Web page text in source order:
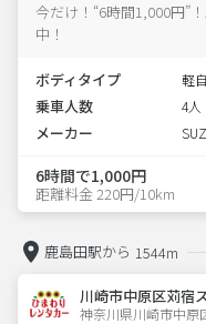
今だけ！“6時間1,000円”
中！
ボディタイプ 軽
乗車人数 4人
メーカー
6時間で1,000円
距離料金 220円/10km
鹿島田駅から 1544m
川崎市中原区苅宿
神奈川県川崎市中原